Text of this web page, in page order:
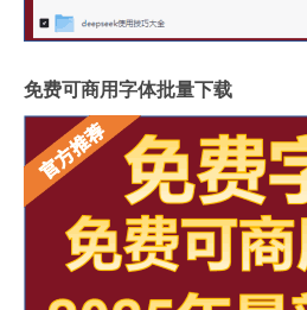
免费可商用字体批量下载